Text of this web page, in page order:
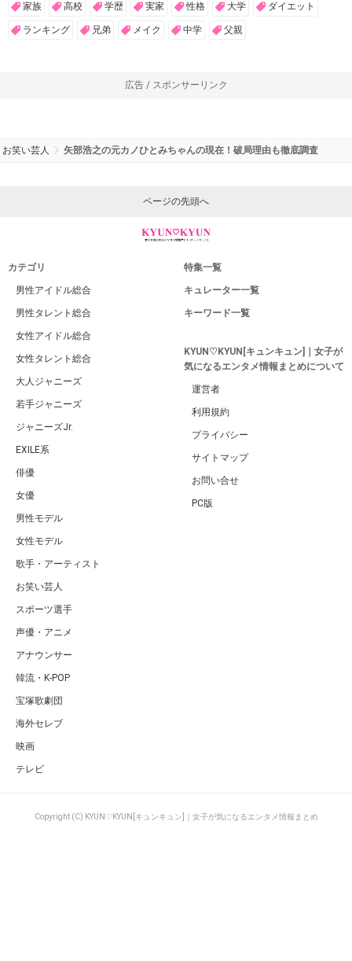
家族 高校 学歴 実家 性格 大学 ダイエット
ランキング 兄弟 メイク 中学 父親
広告 / スポンサーリンク
お笑い芸人 矢部浩之の元カノひとみちゃんの現在！破局理由も徹底調査
ページの先頭へ
カテゴリ
男性アイドル総合
男性タレント総合
女性アイドル総合
女性タレント総合
大人ジャニーズ
若手ジャニーズ
ジャニーズJr.
EXILE系
俳優
女優
男性モデル
女性モデル
歌手・アーティスト
お笑い芸人
スポーツ選手
声優・アニメ
アナウンサー
韓流・K-POP
宝塚歌劇団
海外セレブ
映画
テレビ
特集一覧
キュレーター一覧
キーワード一覧
KYUN♡KYUN[キュンキュン]｜女子が
気になるエンタメ情報まとめについて
運営者
利用規約
プライバシー
サイトマップ
お問い合せ
PC版
Copyright (C) KYUN♡KYUN[キュンキュン]｜女子が気になるエンタメ情報まとめ